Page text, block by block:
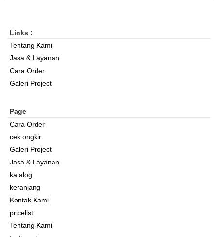
Links :
Tentang Kami
Jasa & Layanan
Cara Order
Galeri Project
Page
Cara Order
cek ongkir
Galeri Project
Jasa & Layanan
katalog
keranjang
Kontak Kami
pricelist
Tentang Kami